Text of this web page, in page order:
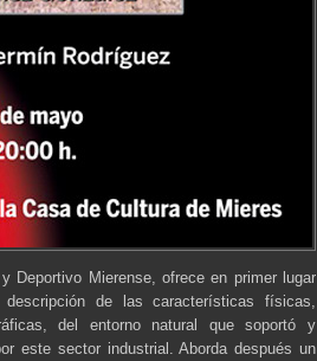
Deportivo Mierense, ofrece en primer lugar
de las características físicas,
del entorno natural que soportó y
este sector industrial. Aborda después un